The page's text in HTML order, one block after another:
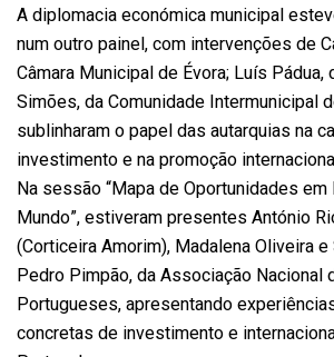
A diplomacia económica municipal
num outro painel, com intervenções de
Câmara Municipal de Évora; Luís Pádua,
Simões, da Comunidade Intermunicipal
sublinharam o papel das autarquias na
investimento e na promoção
Na sessão “Mapa de Oportunidades
Mundo”, estiveram presentes António
(Corticeira Amorim), Madalena Oliveira
Pedro Pimpão, da Associação Nacional
Portugueses, apresentando
concretas de investimento e